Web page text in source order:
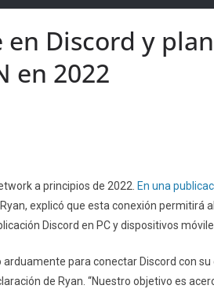
Discord y
en 2022
a principios de 2022. En una
explicó que esta conexión permitirá
Discord en PC y dispositivos
para conectar Discord con su
de Ryan. “Nuestro objetivo es